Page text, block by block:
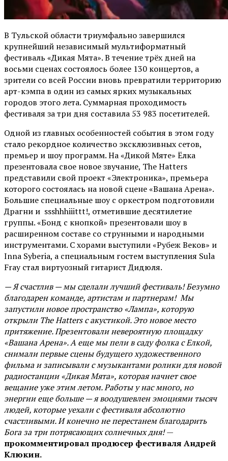
В Тульской области триумфально завершился
крупнейший независимый мультиформатный
фестиваль «Дикая Мята». В течение трёх дней на
восьми сценах состоялось более 130 концертов, а
зрители со всей России вновь превратили территорию
арт-кэмпа в один из самых ярких музыкальных
городов этого лета. Суммарная проходимость
фестиваля за три дня составила 53 983 посетителей.
Одной из главных особенностей события в этом году
стало рекордное количество эксклюзивных сетов,
премьер и шоу программ. На «Дикой Мяте» Ёлка
презентовала свое новое звучание, The Hatters
представили свой проект «Электроника», премьера
которого состоялась на новой сцене «Вашана Арена».
Большие специальные шоу с оркестром подготовили
Драгни и ssshhhiiittt!, отметившие десятилетие
группы. «Бонд с кнопкой» презентовали шоу в
расширенном составе со струнными и народными
инструментами. С хорами выступили «Рубеж Веков» и
Inna Syberia, а специальным гостем выступления Sula
Fray стал виртуозный гитарист Дидюля.
— Я счастлив — мы сделали лучший фестиваль! Безумно
благодарен команде, артистам и партнерам! Мы
запустили новое пространство «Лампа», которую
открыли The Hatters с акустикой. Это новое место
притяжение. Презентовали невероятную площадку
«Вашана Арена». А еще мы пели в саду фолка с Елкой,
снимали первые сцены будущего художественного
фильма и записывали с музыкантами ролики для новой
радиостанции «Дикая Мята», которая начнет свое
вещание уже этим летом. Работы у нас много, но
энергии еще больше — я воодушевлен эмоциями тысяч
людей, которые уехали с фестиваля абсолютно
счастливыми. И конечно не перестанем благодарить
Бога за три потрясающих солнечных дня!—
прокомментировал продюсер фестиваля Андрей
Клюкин.